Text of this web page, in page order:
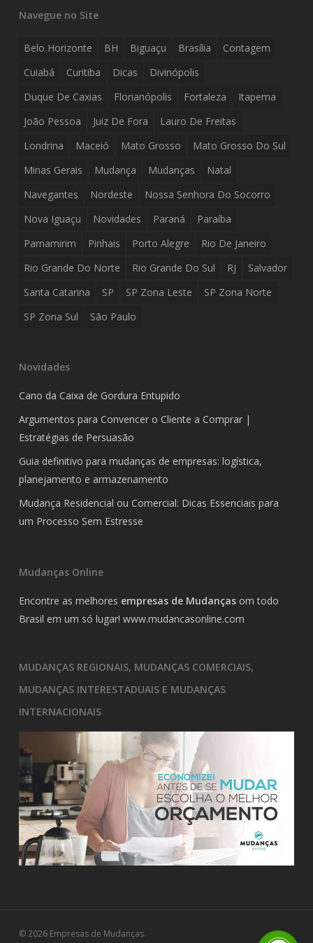
Navegue no Site
Belo Horizonte BH Biguaçu Brasília
Contagem
Cuiabá
Curitiba Dicas
Divinópolis
Duque De Caxias
Florianópolis Fortaleza
Itapema
João Pessoa
Juiz De Fora
Lauro De Freitas
Londrina
Maceió Mato Grosso
Mato Grosso Do Sul
Minas Gerais
Mudança Mudanças
Natal
Navegantes
Nordeste
Nossa Senhora Do Socorro
Nova Iguaçu
Novidades Paraná
Paraíba
Parnamirim
Pinhais Porto Alegre
Rio De Janeiro
Rio Grande Do Norte
Rio Grande Do Sul RJ
Salvador
Santa Catarina
SP SP Zona Leste
SP Zona Norte
SP Zona Sul
São Paulo
Novidades
Cano da Caixa de Gordura Entupido
Argumentos para Convencer o Cliente a Comprar |
Estratégias de Persuasão
Guia definitivo para mudanças de empresas: logística,
planejamento e armazenamento
Mudança Residencial ou Comercial: Dicas Essenciais para
um Processo Sem Estresse
Mudanças Online
Encontre as melhores empresas de Mudançasom todo
Brasil em um só lugar! www.mudancasonline.com
MUDANÇAS REGIONAIS, MUDANÇAS COMERCIAIS,
MUDANÇAS INTERESTADUAIS E MUDANÇAS
INTERNACIONAIS
© 2026 Empresas de Mudanças.